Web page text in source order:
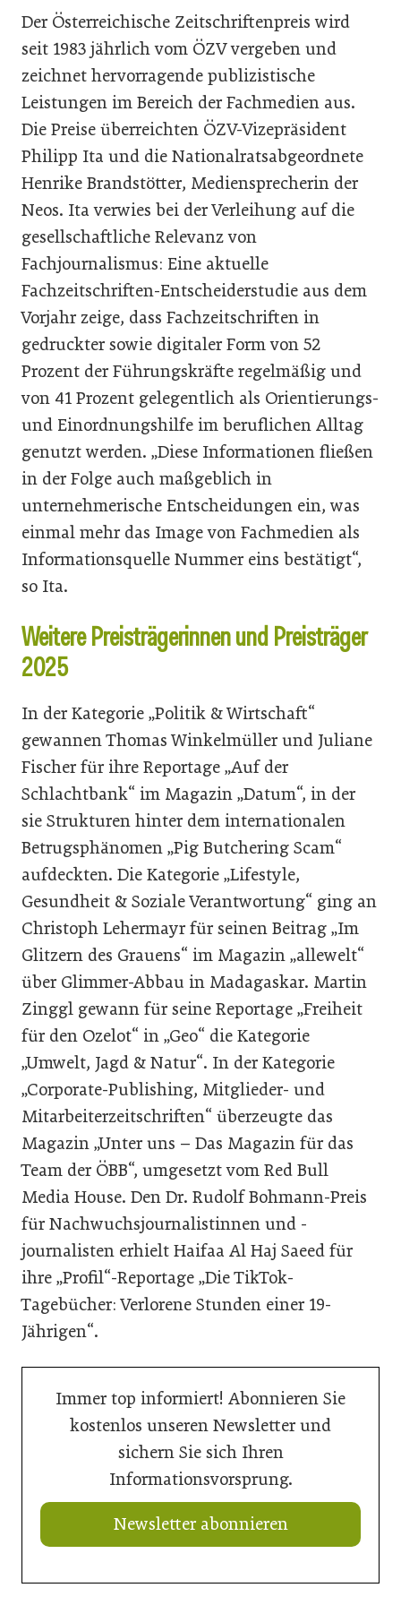
Der Österreichische Zeitschriftenpreis wird
seit 1983 jährlich vom ÖZV vergeben und
zeichnet hervorragende publizistische
Leistungen im Bereich der Fachmedien aus.
Die Preise überreichten ÖZV-Vizepräsident
Philipp Ita und die Nationalratsabgeordnete
Henrike Brandstötter, Mediensprecherin der
Neos. Ita verwies bei der Verleihung auf die
gesellschaftliche Relevanz von
Fachjournalismus: Eine aktuelle
Fachzeitschriften-Entscheiderstudie aus dem
Vorjahr zeige, dass Fachzeitschriften in
gedruckter sowie digitaler Form von 52
Prozent der Führungskräfte regelmäßig und
von 41 Prozent gelegentlich als Orientierungs-
und Einordnungshilfe im beruflichen Alltag
genutzt werden. „Diese Informationen fließen
in der Folge auch maßgeblich in
unternehmerische Entscheidungen ein, was
einmal mehr das Image von Fachmedien als
Informationsquelle Nummer eins bestätigt“,
so Ita.
Weitere Preisträgerinnen und Preisträger
2025
In der Kategorie „Politik & Wirtschaft“
gewannen Thomas Winkelmüller und Juliane
Fischer für ihre Reportage „Auf der
Schlachtbank“ im Magazin „Datum“, in der
sie Strukturen hinter dem internationalen
Betrugsphänomen „Pig Butchering Scam“
aufdeckten. Die Kategorie „Lifestyle,
Gesundheit & Soziale Verantwortung“ ging an
Christoph Lehermayr für seinen Beitrag „Im
Glitzern des Grauens“ im Magazin „allewelt“
über Glimmer-Abbau in Madagaskar. Martin
Zinggl gewann für seine Reportage „Freiheit
für den Ozelot“ in „Geo“ die Kategorie
„Umwelt, Jagd & Natur“. In der Kategorie
„Corporate-Publishing, Mitglieder- und
Mitarbeiterzeitschriften“ überzeugte das
Magazin „Unter uns – Das Magazin für das
Team der ÖBB“, umgesetzt vom Red Bull
Media House. Den Dr. Rudolf Bohmann-Preis
für Nachwuchsjournalistinnen und -
journalisten erhielt Haifaa Al Haj Saeed für
ihre „Profil“-Reportage „Die TikTok-
Tagebücher: Verlorene Stunden einer 19-
Jährigen“.
Immer top informiert! Abonnieren Sie
kostenlos unseren Newsletter und
sichern Sie sich Ihren
Informationsvorsprung.
Newsletter abonnieren